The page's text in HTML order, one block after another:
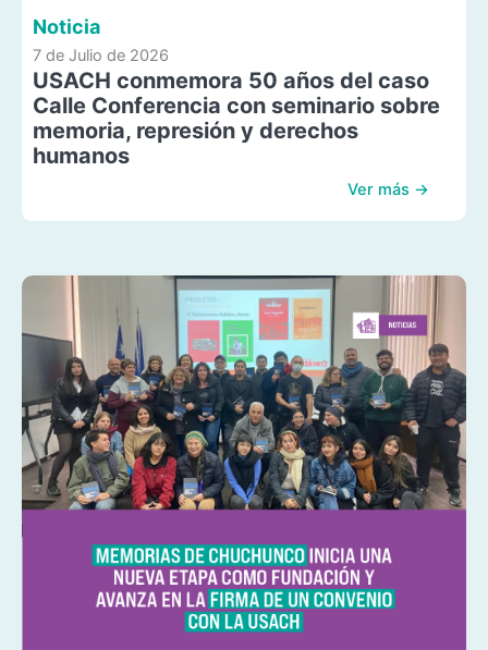
Noticia
7 de Julio de 2026
USACH conmemora 50 años del caso
Calle Conferencia con seminario sobre
memoria, represión y derechos
humanos
Ver más →